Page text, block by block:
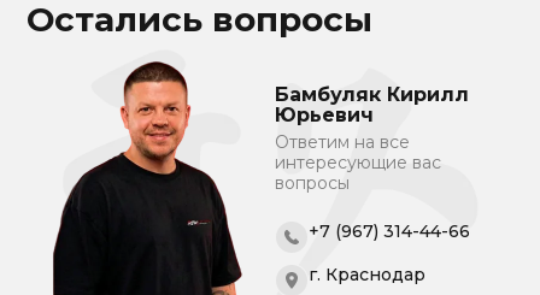
Остались вопросы
Бамбуляк Кирилл
Юрьевич
Ответим на все
интересующие вас
вопросы
+7 (967) 314-44-66
г. Краснодар